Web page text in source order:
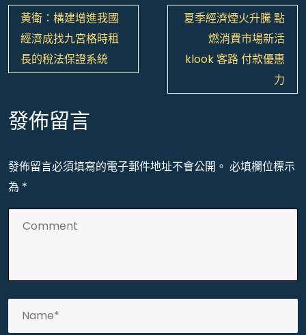
文
章
導
覽
黃衛：構建增進我國
經濟成找九宮格時租
長的稅法保證系統
夏季經濟煙火升騰 點
燃消費市場新活
klook 客路 付款優惠
力
發佈留言
發佈留言必須填寫的電子郵件地址不會公開。 必填欄位標示
為 *